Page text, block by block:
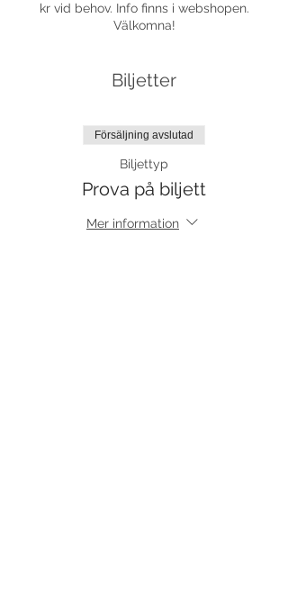
kr vid behov. Info finns i webshopen.
Välkomna!
Biljetter
Försäljning avslutad
Biljettyp
Prova på biljett
Mer information